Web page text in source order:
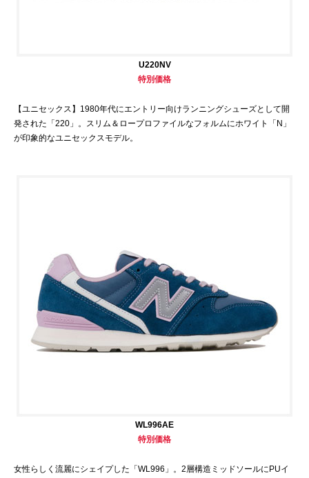
U220NV
特別価格
【ユニセックス】1980年代にエントリー向けランニングシューズとして開
発された「220」。スリム＆ロープロファイルなフォルムにホワイト「N」
が印象的なユニセックスモデル。
WL996AE
特別価格
女性らしく流麗にシェイプした「WL996」。2層構造ミッドソールにPUイ